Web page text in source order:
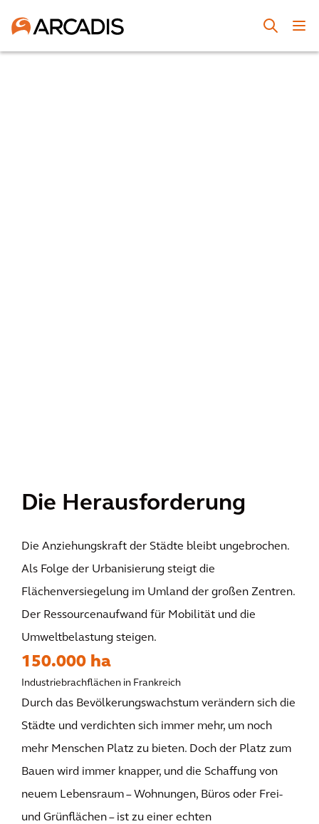
Die Herausforderung
Die Anziehungskraft der Städte bleibt ungebrochen.
Als Folge der Urbanisierung steigt die
Flächenversiegelung im Umland der großen Zentren.
Der Ressourcenaufwand für Mobilität und die
Umweltbelastung steigen.
150.000 ha
Industriebrachflächen in Frankreich
Durch das Bevölkerungswachstum verändern sich die
Städte und verdichten sich immer mehr, um noch
mehr Menschen Platz zu bieten. Doch der Platz zum
Bauen wird immer knapper, und die Schaffung von
neuem Lebensraum – Wohnungen, Büros oder Frei-
und Grünflächen – ist zu einer echten